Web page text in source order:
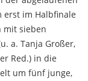
erst im Halbfinale
mit sieben
a. Tanja Großer,
Red.) in die
um fünf junge,